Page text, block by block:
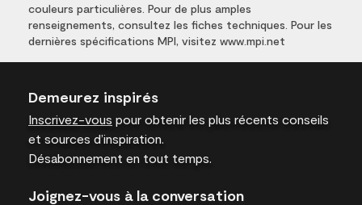
couleurs particulières. Pour de plus amples
renseignements, consultez les fiches techniques. Pour les
dernières spécifications MPI, visitez www.mpi.net
Demeurez inspirés
Inscrivez-vous pour obtenir les plus récents conseils
et sources d’inspiration.
Désabonnement en tout temps.
Joignez-vous à la conversation